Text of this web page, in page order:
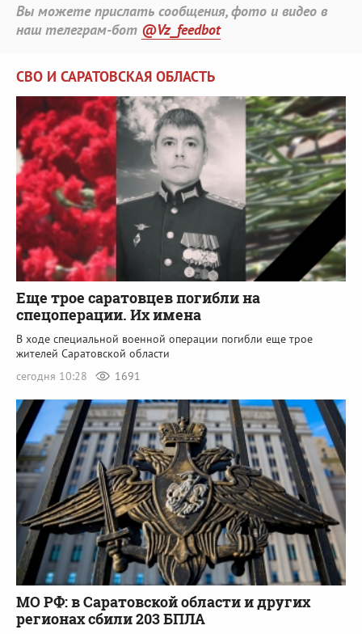
Вы можете прислать сообщения, фото и видео в
наш телеграм-бот @Vz_feedbot
СВО И САРАТОВСКАЯ ОБЛАСТЬ
Еще трое саратовцев погибли на
спецоперации. Их имена
В ходе специальной военной операции погибли еще трое
жителей Саратовской области
сегодня 10:28
1691
МО РФ: в Саратовской области и других
регионах сбили 203 БПЛА